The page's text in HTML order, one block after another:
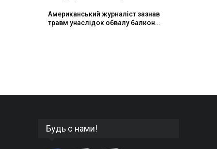
Американський журналіст зазнав
травм унаслідок обвалу балкон...
Будь с нами!